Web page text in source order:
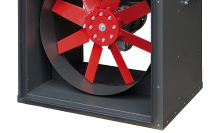
Lighting and Electrical
Equipment
Complete solutions in lighting and electrical
material for each project and need